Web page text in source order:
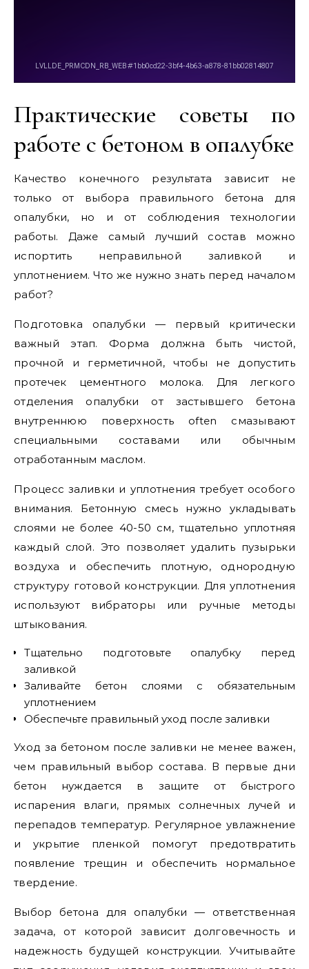
Практические советы по
работе с бетоном в опалубке
Качество конечного результата зависит не
только от выбора правильного бетона для
опалубки, но и от соблюдения технологии
работы. Даже самый лучший состав можно
испортить неправильной заливкой и
уплотнением. Что же нужно знать перед началом
работ?
Подготовка опалубки — первый критически
важный этап. Форма должна быть чистой,
прочной и герметичной, чтобы не допустить
протечек цементного молока. Для легкого
отделения опалубки от застывшего бетона
внутреннюю поверхность often смазывают
специальными составами или обычным
отработанным маслом.
Процесс заливки и уплотнения требует особого
внимания. Бетонную смесь нужно укладывать
слоями не более 40-50 см, тщательно уплотняя
каждый слой. Это позволяет удалить пузырьки
воздуха и обеспечить плотную, однородную
структуру готовой конструкции. Для уплотнения
используют вибраторы или ручные методы
штыкования.
Тщательно подготовьте опалубку перед
заливкой
Заливайте бетон слоями с обязательным
уплотнением
Обеспечьте правильный уход после заливки
Уход за бетоном после заливки не менее важен,
чем правильный выбор состава. В первые дни
бетон нуждается в защите от быстрого
испарения влаги, прямых солнечных лучей и
перепадов температур. Регулярное увлажнение
и укрытие пленкой помогут предотвратить
появление трещин и обеспечить нормальное
твердение.
Выбор бетона для опалубки — ответственная
задача, от которой зависит долговечность и
надежность будущей конструкции. Учитывайте